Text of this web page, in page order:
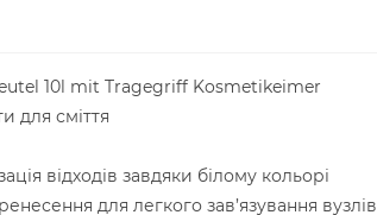
10l mit Tragegriff Kosmetikeimer
для сміття
відходів завдяки білому кольорі
для легкого зав’язування вузлів